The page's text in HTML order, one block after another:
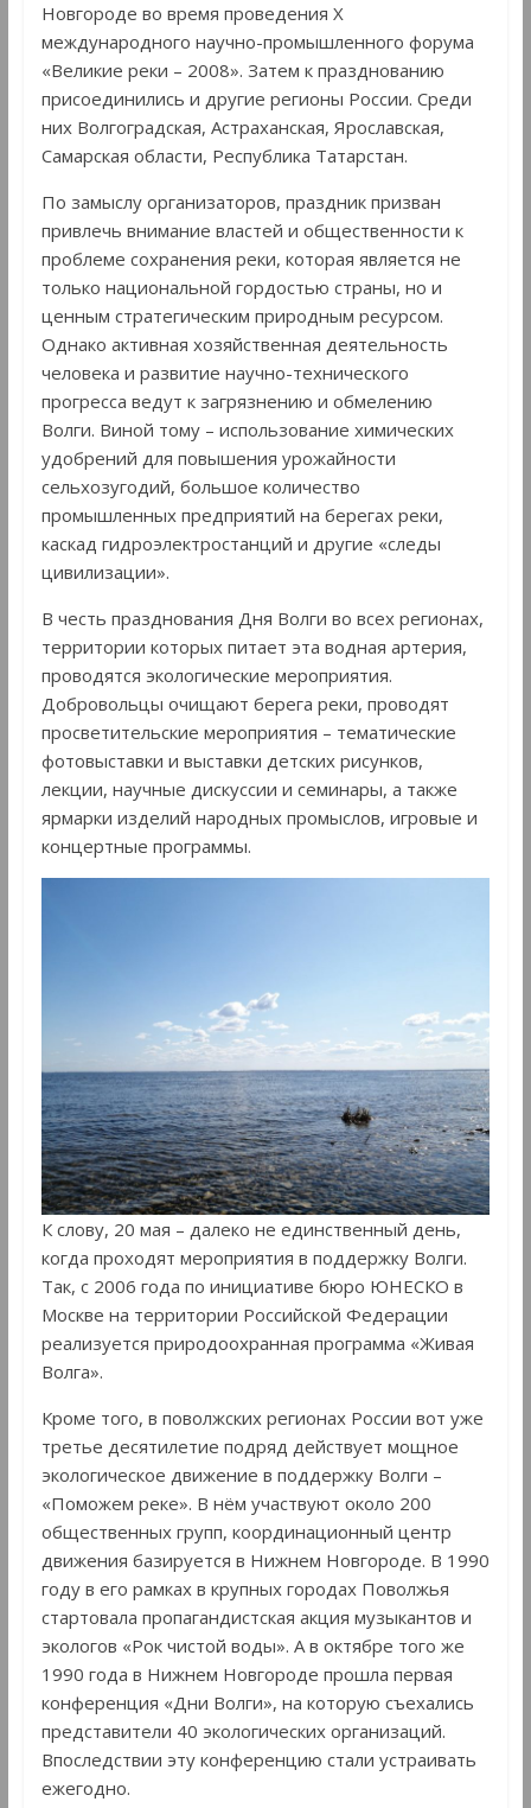
Новгороде во время проведения Х
международного научно-промышленного форума
«Великие реки – 2008». Затем к празднованию
присоединились и другие регионы России. Среди
них Волгоградская, Астраханская, Ярославская,
Самарская области, Республика Татарстан.
По замыслу организаторов, праздник призван
привлечь внимание властей и общественности к
проблеме сохранения реки, которая является не
только национальной гордостью страны, но и
ценным стратегическим природным ресурсом.
Однако активная хозяйственная деятельность
человека и развитие научно-технического
прогресса ведут к загрязнению и обмелению
Волги. Виной тому – использование химических
удобрений для повышения урожайности
сельхозугодий, большое количество
промышленных предприятий на берегах реки,
каскад гидроэлектростанций и другие «следы
цивилизации».
В честь празднования Дня Волги во всех регионах,
территории которых питает эта водная артерия,
проводятся экологические мероприятия.
Добровольцы очищают берега реки, проводят
просветительские мероприятия – тематические
фотовыставки и выставки детских рисунков,
лекции, научные дискуссии и семинары, а также
ярмарки изделий народных промыслов, игровые и
концертные программы.
К слову, 20 мая – далеко не единственный день,
когда проходят мероприятия в поддержку Волги.
Так, с 2006 года по инициативе бюро ЮНЕСКО в
Москве на территории Российской Федерации
реализуется природоохранная программа «Живая
Волга».
Кроме того, в поволжских регионах России вот уже
третье десятилетие подряд действует мощное
экологическое движение в поддержку Волги –
«Поможем реке». В нём участвуют около 200
общественных групп, координационный центр
движения базируется в Нижнем Новгороде. В 1990
году в его рамках в крупных городах Поволжья
стартовала пропагандистская акция музыкантов и
экологов «Рок чистой воды». А в октябре того же
1990 года в Нижнем Новгороде прошла первая
конференция «Дни Волги», на которую съехались
представители 40 экологических организаций.
Впоследствии эту конференцию стали устраивать
ежегодно.